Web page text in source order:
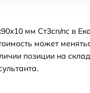
мм Ст3сп/пс в
может
позиции на